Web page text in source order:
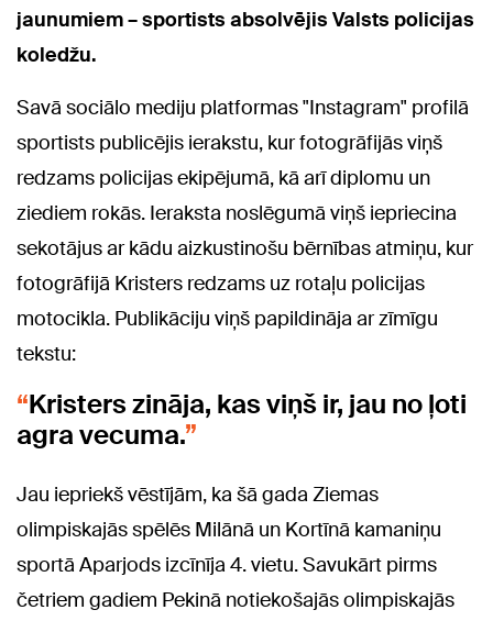
jaunumiem – sportists absolvējis Valsts policijas
koledžu.
Savā sociālo mediju platformas "Instagram" profilā
sportists publicējis ierakstu, kur fotogrāfijās viņš
redzams policijas ekipējumā, kā arī diplomu un
ziediem rokās. Ieraksta noslēgumā viņš iepriecina
sekotājus ar kādu aizkustinošu bērnības atmiņu, kur
fotogrāfijā Kristers redzams uz rotaļu policijas
motocikla. Publikāciju viņš papildināja ar zīmīgu
tekstu:
Kristers zināja, kas viņš ir, jau no ļoti
agra vecuma.
Jau iepriekš vēstījām, ka šā gada Ziemas
olimpiskajās spēlēs Milānā un Kortīnā kamaniņu
sportā Aparjods izcīnīja 4. vietu. Savukārt pirms
četriem gadiem Pekinā notiekošajās olimpiskajās